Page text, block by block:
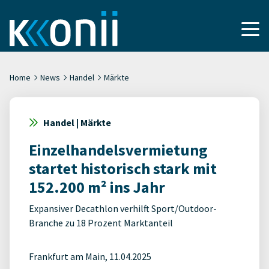
Home News Handel Märkte
Handel | Märkte
Einzelhandelsvermietung
startet historisch stark mit
152.200 m² ins Jahr
Expansiver Decathlon verhilft Sport/Outdoor-
Branche zu 18 Prozent Marktanteil
Frankfurt am Main, 11.04.2025